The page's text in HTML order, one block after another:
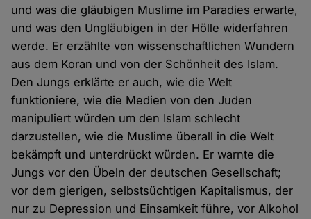
und was die gläubigen Muslime im Paradies erwarte,
und was den Ungläubigen in der Hölle widerfahren
werde. Er erzählte von wissenschaftlichen Wundern
aus dem Koran und von der Schönheit des Islam.
Den Jungs erklärte er auch, wie die Welt
funktioniere, wie die Medien von den Juden
manipuliert würden um den Islam schlecht
darzustellen, wie die Muslime überall in die Welt
bekämpft und unterdrückt würden. Er warnte die
Jungs vor den Übeln der deutschen Gesellschaft;
vor dem gierigen, selbstsüchtigen Kapitalismus, der
nur zu Depression und Einsamkeit führe, vor Alkohol